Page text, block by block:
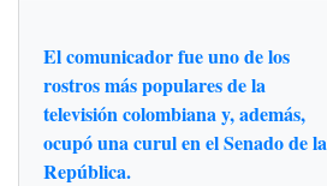
El comunicador fue uno de los
rostros más populares de la
televisión colombiana y, además,
ocupó una curul en el Senado de la
República.